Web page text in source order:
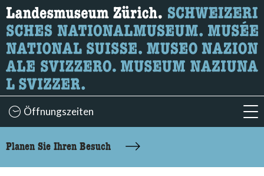
Wonach suchen Sie?
Hier können Sie nach Inhalten der Seite suchen.
Öffnungszeiten
Planen Sie Ihren Besuch